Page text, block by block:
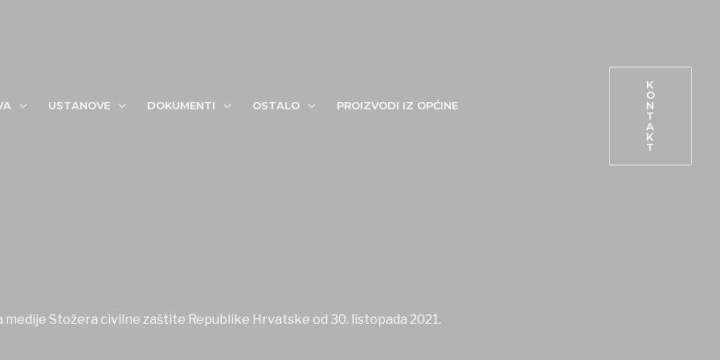
USTANOVE DOKUMENTI OSTALO
PROIZVODI IZ OPĆINE
K
O
N
T
A
K
T
medije Stožera civilne zaštite Republike Hrvatske od 30. listopada 2021.